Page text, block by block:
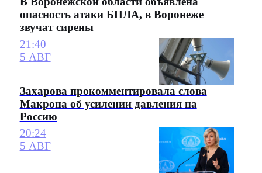
опасность атаки БПЛА, в Воронеже
звучат сирены
21:40
5 АВГ
Захарова прокомментировала слова
Макрона об усилении давления на
Россию
20:24
5 АВГ